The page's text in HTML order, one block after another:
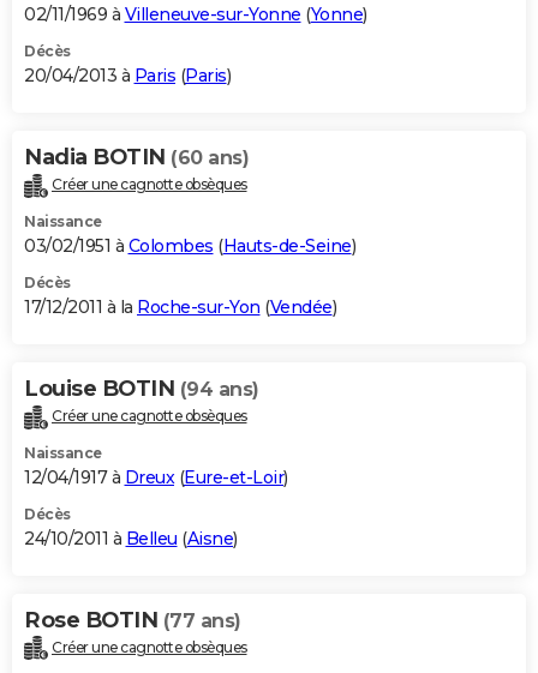
02/11/1969 à Villeneuve-sur-Yonne (Yonne)
Décès
20/04/2013 à Paris (Paris)
Nadia BOTIN (60 ans)
Créer une cagnotte obsèques
Naissance
03/02/1951 à Colombes (Hauts-de-Seine)
Décès
17/12/2011 à la Roche-sur-Yon (Vendée)
Louise BOTIN (94 ans)
Créer une cagnotte obsèques
Naissance
12/04/1917 à Dreux (Eure-et-Loir)
Décès
24/10/2011 à Belleu (Aisne)
Rose BOTIN (77 ans)
Créer une cagnotte obsèques